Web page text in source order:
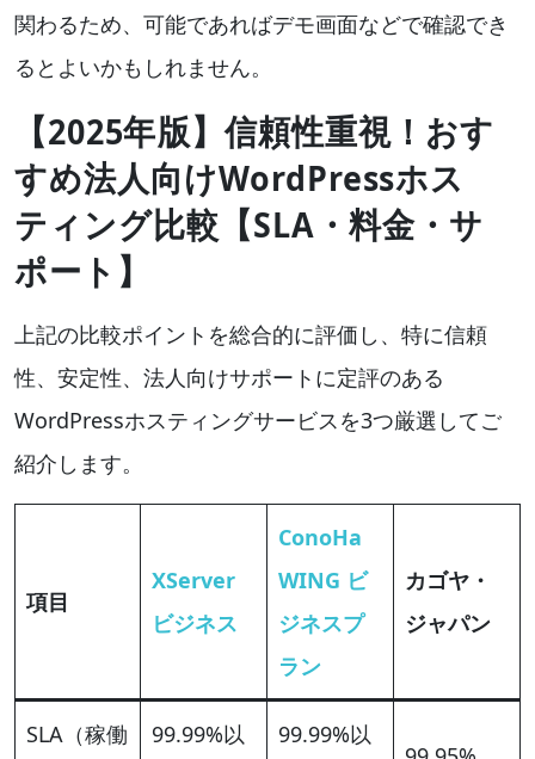
関わるため、可能であればデモ画面などで確認でき
るとよいかもしれません。
【2025年版】信頼性重視！おす
すめ法人向けWordPressホス
ティング比較【SLA・料金・サ
ポート】
上記の比較ポイントを総合的に評価し、特に信頼
性、安定性、法人向けサポートに定評のある
WordPressホスティングサービスを3つ厳選してご
紹介します。
項目
XServer
ビジネス
ConoHa
WING ビ
ジネスプ
ラン
カゴヤ・
ジャパン
SLA（稼働
99.99%以
99.99%以